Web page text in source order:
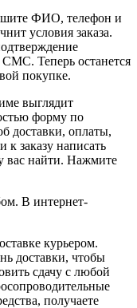
ФИО, телефон и
условия заказа.
СМС. Теперь останется
покупке.
выглядит
форму по
доставки, оплаты,
к заказу написать
вас найти. Нажмите
В интернет-
курьером.
доставки, чтобы
сдачу с любой
получаете